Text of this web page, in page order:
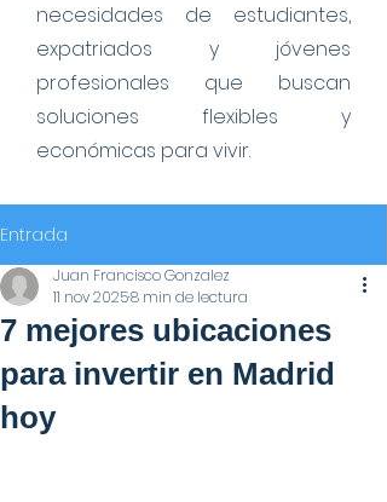
necesidades de estudiantes,
expatriados y jóvenes
profesionales que buscan
soluciones flexibles y
económicas para vivir.
Entrada
7 mejores ubicaciones
para invertir en Madrid
hoy
Juan Francisco Gonzalez
11 nov 20258 min de lectura